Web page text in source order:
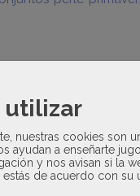
del bebé.
y cuellito en
utilizar
nuestras cookies son
ayudan a enseñarte
y nos avisan si la
de acuerdo con su